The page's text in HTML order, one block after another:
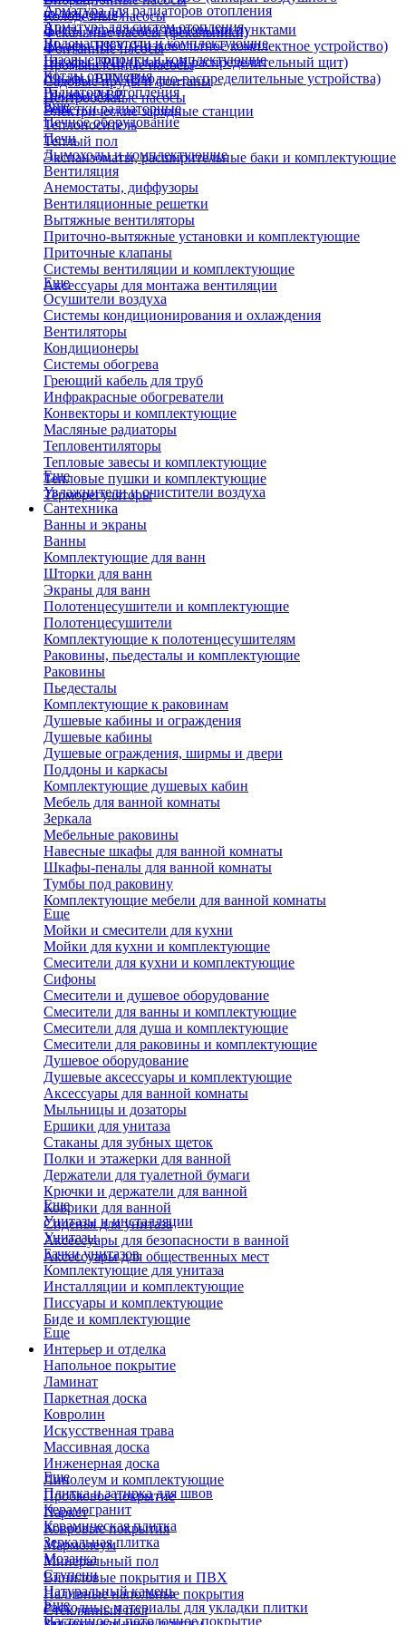
Колодезные насосы
Фекальные насосы (фекальники)
Фонтанные насосы
Промышленные насосы
Садовые пруды и фонтаны
Центробежные насосы
охлаждения)
Щиты управления тепловыми пунктами
Шкафы НКУ (Низковольтное комплектное устройство)
Шкафы ГРЩ (Главный распределительный щит)
Шкафы ВРУ (Вводно-распределительные устройства)
Шкафы АВР
Электрические зарядные станции
Арматура для радиаторов отопления
Арматура для систем отопления
Водонагреватели и комплектующие
Газовые колонки и комплектующие
Котлы отопления
Радиаторы отопления
Решетки радиаторные
Теплоноситель
Теплый пол
Экспанзоматы, расширительные баки и комплектующие
Еще
Печное оборудование
Печи
Дымоходы и комплектующие
Вентиляция
Анемостаты, диффузоры
Вентиляционные решетки
Вытяжные вентиляторы
Приточно-вытяжные установки и комплектующие
Приточные клапаны
Системы вентиляции и комплектующие
Аксессуары для монтажа вентиляции
Еще
Осушители воздуха
Системы кондиционирования и охлаждения
Вентиляторы
Кондиционеры
Системы обогрева
Греющий кабель для труб
Инфракрасные обогреватели
Конвекторы и комплектующие
Масляные радиаторы
Тепловентиляторы
Тепловые завесы и комплектующие
Тепловые пушки и комплектующие
Терморегуляторы
Еще
Увлажнители и очистители воздуха
Сантехника
Ванны и экраны
Ванны
Комплектующие для ванн
Шторки для ванн
Экраны для ванн
Полотенцесушители и комплектующие
Полотенцесушители
Комплектующие к полотенцесушителям
Раковины, пьедесталы и комплектующие
Раковины
Пьедесталы
Комплектующие к раковинам
Душевые кабины и ограждения
Душевые кабины
Душевые ограждения, ширмы и двери
Поддоны и каркасы
Комплектующие душевых кабин
Мебель для ванной комнаты
Зеркала
Мебельные раковины
Навесные шкафы для ванной комнаты
Шкафы-пеналы для ванной комнаты
Тумбы под раковину
Комплектующие мебели для ванной комнаты
Еще
Мойки и смесители для кухни
Мойки для кухни и комплектующие
Смесители для кухни и комплектующие
Сифоны
Смесители и душевое оборудование
Смесители для ванны и комплектующие
Смесители для душа и комплектующие
Смесители для раковины и комплектующие
Душевое оборудование
Душевые аксессуары и комплектующие
Аксессуары для ванной комнаты
Мыльницы и дозаторы
Ершики для унитаза
Стаканы для зубных щеток
Полки и этажерки для ванной
Держатели для туалетной бумаги
Крючки и держатели для ванной
Коврики для ванной
Сиденья для унитаза
Аксессуары для безопасности в ванной
Аксессуары для общественных мест
Еще
Унитазы и инсталляции
Унитазы
Бачки унитазов
Комплектующие для унитаза
Инсталляции и комплектующие
Писсуары и комплектующие
Биде и комплектующие
Еще
Интерьер и отделка
Напольное покрытие
Ламинат
Паркетная доска
Ковролин
Искусственная трава
Массивная доска
Инженерная доска
Линолеум и комплектующие
Пробковое покрытие
Паркет
Ковровые покрытия
Мармолеум
Минеральный пол
Виниловые покрытия и ПВХ
Наливные напольные покрытия
Стеклянный пол
Еще
Плитка и затирка для швов
Керамогранит
Керамическая плитка
Зеркальная плитка
Мозаика
Ступени
Натуральный камень
Расходные материалы для укладки плитки
Еще
Настенное и потолочное покрытие